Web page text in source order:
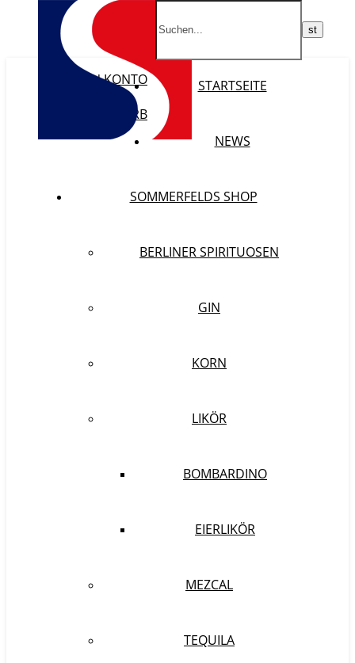
MEIN KONTO
WARENKORB
STARTSEITE
NEWS
SOMMERFELDS SHOP
BERLINER SPIRITUOSEN
GIN
KORN
LIKÖR
BOMBARDINO
EIERLIKÖR
MEZCAL
TEQUILA